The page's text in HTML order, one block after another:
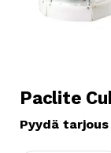
Paclite
Pyydä tarjous